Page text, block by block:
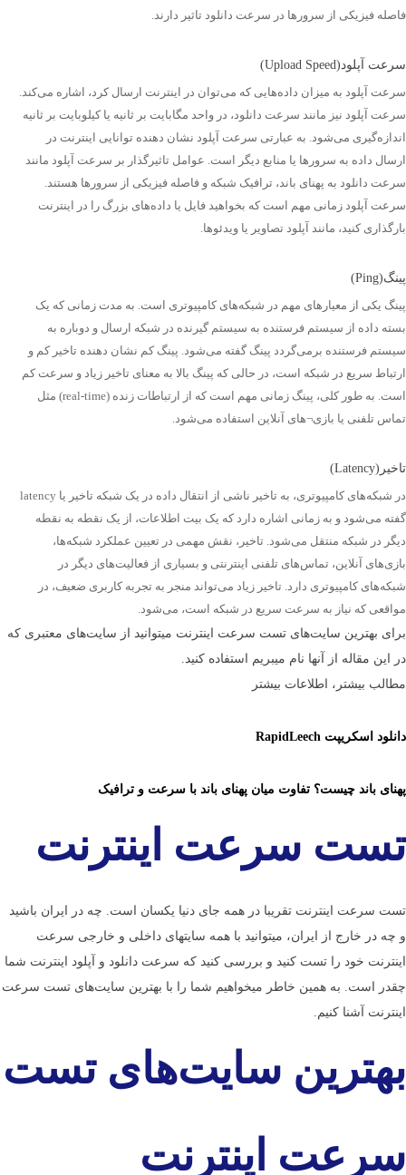
فاصله فیزیکی از سرورها در سرعت دانلود تاثیر دارند.
سرعت آپلود(Upload Speed)
سرعت آپلود به میزان داده‌هایی که می‌توان در اینترنت ارسال کرد، اشاره می‌کند.
سرعت آپلود نیز مانند سرعت دانلود، در واحد مگابایت بر ثانیه یا کیلوبایت بر ثانیه
اندازه‌گیری می‌شود. به عبارتی سرعت آپلود نشان دهنده توانایی اینترنت در
ارسال داده به سرورها یا منابع دیگر است. عوامل تاثیرگذار بر سرعت آپلود مانند
سرعت دانلود به پهنای باند، ترافیک شبکه و فاصله فیزیکی از سرورها هستند.
سرعت آپلود زمانی مهم است که بخواهید فایل یا داده‌های بزرگ را در اینترنت
بارگذاری کنید، مانند آپلود تصاویر یا ویدئوها.
پینگ(Ping)
پینگ یکی از معیارهای مهم در شبکه‌های کامپیوتری است. به مدت زمانی که یک
بسته داده از سیستم فرستنده به سیستم گیرنده در شبکه ارسال و دوباره به
سیستم فرستنده برمی‌گردد پینگ گفته می‌شود. پینگ کم نشان دهنده تاخیر کم و
ارتباط سریع در شبکه است، در حالی که پینگ بالا به معنای تاخیر زیاد و سرعت کم
است. به طور کلی، پینگ زمانی مهم است که از ارتباطات زنده (real-time) مثل
تماس تلفنی یا بازی¬های آنلاین استفاده می‌شود.
تاخیر(Latency)
در شبکه‌های کامپیوتری، به تاخیر ناشی از انتقال داده در یک شبکه تاخیر یا latency
گفته می‌شود و به زمانی اشاره دارد که یک بیت اطلاعات، از یک نقطه به نقطه
دیگر در شبکه منتقل می‌شود. تاخیر، نقش مهمی در تعیین عملکرد شبکه‌ها،
بازی‌های آنلاین، تماس‌های تلفنی اینترنتی و بسیاری از فعالیت‌های دیگر در
شبکه‌های کامپیوتری دارد. تاخیر زیاد می‌تواند منجر به تجربه کاربری ضعیف، در
مواقعی که نیاز به سرعت سریع در شبکه است، می‌شود.
برای بهترین سایت‌های تست سرعت اینترنت می­توانید از سایت­‌های معتبری که
در این مقاله از آن­ها نام می­بریم استفاده کنید.
مطالب بیشتر، اطلاعات بیشتر
دانلود اسکریپت RapidLeech
پهنای باند چیست؟ تفاوت میان پهنای باند با سرعت و ترافیک
تست سرعت اینترنت
تست سرعت اینترنت تقریبا در همه جای دنیا یکسان است. چه در ایران باشید
و چه در خارج از ایران، می­توانید با همه سایت­های داخلی و خارجی سرعت
اینترنت خود را تست کنید و بررسی کنید که سرعت دانلود و آپلود اینترنت شما
چقدر است. به همین خاطر می­خواهیم شما را با بهترین سایت‌­های تست سرعت
اینترنت آشنا کنیم.
بهترین سایت‌های تست
سرعت اینترنت